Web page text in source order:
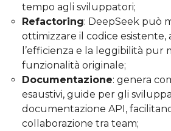
tempo agli sviluppatori;
Refactoring: DeepSeek può
ottimizzare il codice
l’efficienza e la leggibilità pur
funzionalità originale;
Documentazione: genera
esaustivi, guide per gli
documentazione API,
collaborazione tra team;